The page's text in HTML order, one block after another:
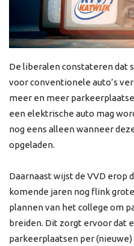
De liberalen constateren dat
voor conventionele auto’s
meer en meer
een elektrische auto mag
nog eens alleen wanneer
opgeladen.
Daarnaast wijst de VVD erop
komende jaren nog flink
plannen van het college om
breiden. Dit zorgt ervoor dat
parkeerplaatsen per